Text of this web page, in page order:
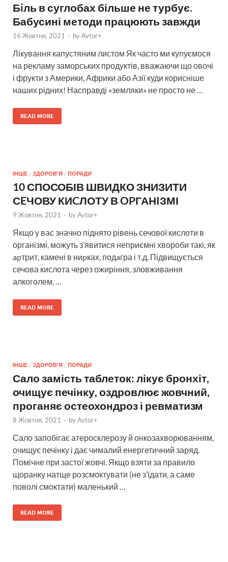
Бiль в суглобах більше не турбує.
Бабусині методи працюють завжди
16 Жовтня, 2021 - byAvtor+
Лікування капустяним листом Як часто ми купуємося
на рекламу заморських продуктів, вважаючи що овочі
і фрукти з Америки, Африки або Азії куди корисніше
наших рідних! Насправді «земляки» не просто не …
READ MORE
ІНШЕ / ЗДОРОВ'Я / ПОРАДИ
10 СПОСОБІВ ШВИДКО ЗНИЗИТИ
СEЧОВУ КИCЛОТУ В OPГАНIЗМІ
9 Жовтня, 2021 - byAvtor+
Якщо у вас значно піднято рівень сечової кислоти в
організмі, можуть з’явитися неприємні хвороби такі, як
apтрит, камені в ниpках, подaгра і т.д. Підвищується
сечова кислота через ожиріння, зловживання
алкоголем, …
READ MORE
ІНШЕ / ЗДОРОВ'Я / ПОРАДИ
Сало замість таблеток: лікує бронхіт,
очищує печінку, оздровлює жовчний,
проганяє остеохондроз і ревматизм
8 Жовтня, 2021 - byAvtor+
Сало запобігає атеросклерозу й онкозахворюванням,
очищує печінку і дає чималий енергетичний заряд.
Помічне при застої жовчі. Якщо взяти за правило
щоранку натще роз­смоктувати (не з’їдати, а саме
поволі смоктати) маленький …
READ MORE